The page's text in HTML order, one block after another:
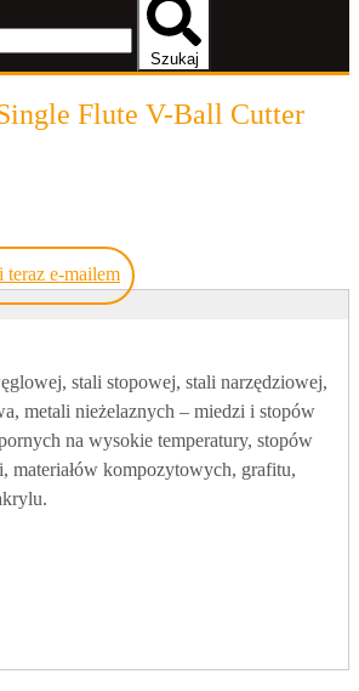
Szukaj
Flute V-Ball Cutter
teraz e-mailem
stali stopowej, stali narzędziowej,
metali nieżelaznych – miedzi i stopów
na wysokie temperatury, stopów
materiałów kompozytowych, grafitu,